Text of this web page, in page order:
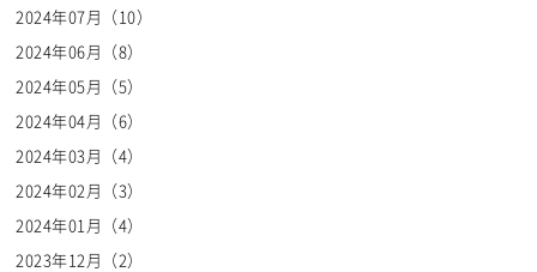
2024年07月（10）
2024年06月（8）
2024年05月（5）
2024年04月（6）
2024年03月（4）
2024年02月（3）
2024年01月（4）
2023年12月（2）